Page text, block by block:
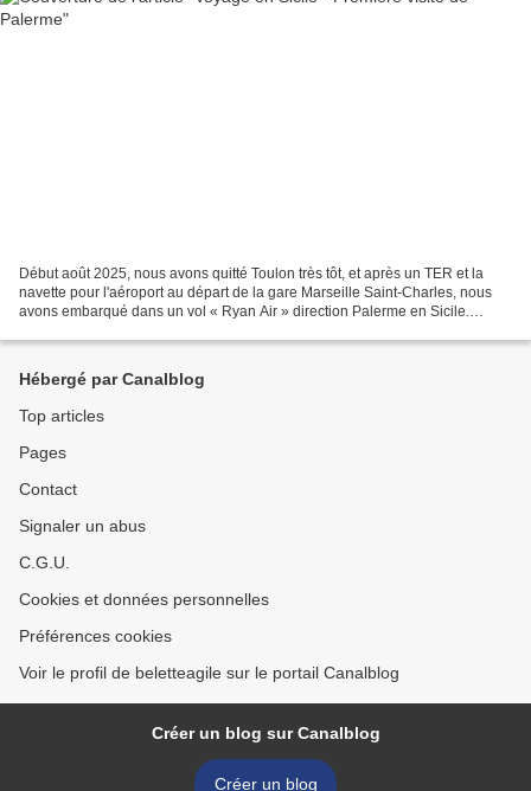
Début août 2025, nous avons quitté Toulon très tôt, et après un TER et la
navette pour l'aéroport au départ de la gare Marseille Saint-Charles, nous
avons embarqué dans un vol « Ryan Air » direction Palerme en Sicile.
Hébergé par Canalblog
Top articles
Pages
Contact
Signaler un abus
C.G.U.
Cookies et données personnelles
Préférences cookies
Voir le profil de beletteagile sur le portail Canalblog
Créer un blog sur Canalblog
Créer un blog